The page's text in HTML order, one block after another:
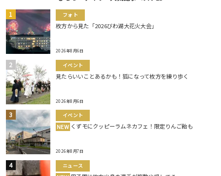
フォト
枚方から見た「2026びわ湖大花火大会」
2026年8月6日
イベント
見たらいいことあるかも！狐になって枚方を練り歩く
2026年8月6日
イベント
NEW くずモにクッピーラムネカフェ！限定りんご飴も
2026年8月7日
ニュース